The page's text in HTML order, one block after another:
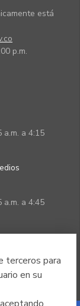
terceros para
en su
está
p.m.
a.m. a 4:15
a.m. a 4:45